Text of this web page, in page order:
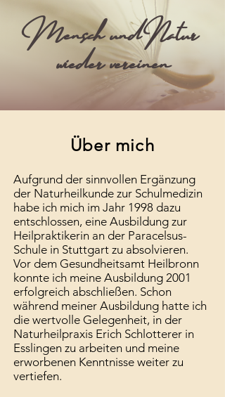
Mensch und Natur
wieder vereinen
Über mich
Aufgrund der sinnvollen Ergänzung
der Naturheilkunde zur Schulmedizin
habe ich mich im Jahr 1998 dazu
entschlossen, eine Ausbildung zur
Heilpraktikerin an der Paracelsus-
Schule in Stuttgart zu absolvieren.
Vor dem Gesundheitsamt Heilbronn
konnte ich meine Ausbildung 2001
erfolgreich abschließen. Schon
während meiner Ausbildung hatte ich
die wertvolle Gelegenheit, in der
Naturheilpraxis Erich Schlotterer in
Esslingen zu arbeiten und meine
erworbenen Kenntnisse weiter zu
vertiefen.